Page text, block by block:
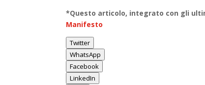
*Questo articolo, integrato con gli
Manifesto
Twitter
WhatsApp
Facebook
LinkedIn